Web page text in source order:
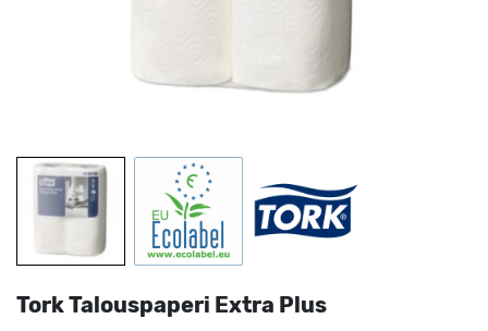
Tork Talouspaperi Extra Plus